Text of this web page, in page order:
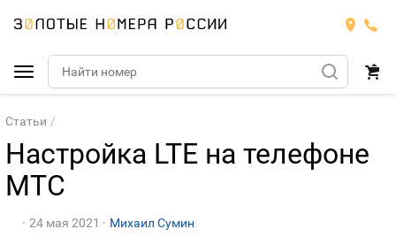
Подобрать номер
МТС
Статьи
Настройка LTE на телефоне
МТС
24 мая 2021 Михаил Сумин